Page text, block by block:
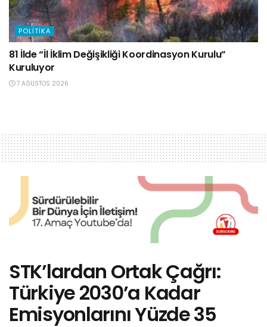
POLITIKA
81 İlde “İl İklim Değişikliği Koordinasyon Kurulu”
Kuruluyor
7 AĞUSTOS 2026
STK’lardan Ortak Çağrı:
Türkiye 2030’a Kadar
Emisyonlarını Yüzde 35